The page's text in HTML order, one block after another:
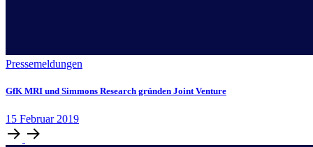
Pressemeldungen
GfK MRI und Simmons Research gründen Joint Venture
15 Februar 2019